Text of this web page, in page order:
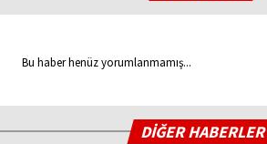
Bu haber henüz yorumlanmamış...
DİĞER HABERLER